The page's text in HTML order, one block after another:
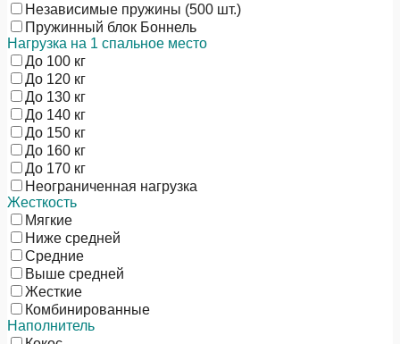
Независимые пружины (500 шт.)
Пружинный блок Боннель
Нагрузка на 1 спальное место
До 100 кг
До 120 кг
До 130 кг
До 140 кг
До 150 кг
До 160 кг
До 170 кг
Неограниченная нагрузка
Жесткость
Мягкие
Ниже средней
Средние
Выше средней
Жесткие
Комбинированные
Наполнитель